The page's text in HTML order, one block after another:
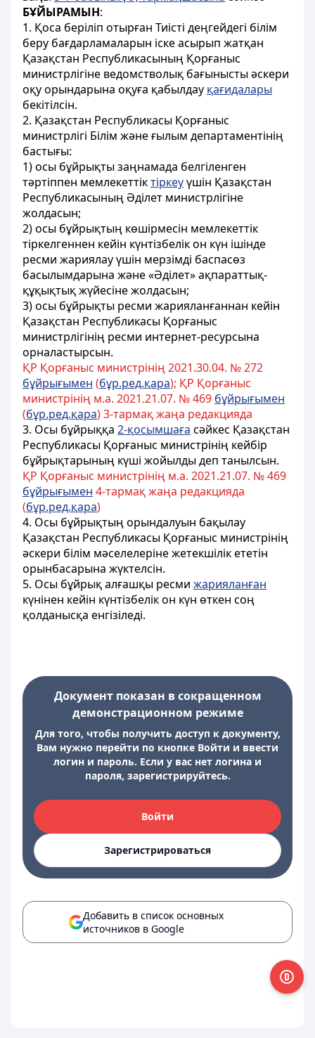
БҰЙЫРАМЫН:
1. Қоса беріліп отырған Тиісті деңгейдегі білім
беру бағдарламаларын іске асырып жатқан
Қазақстан Республикасының Қорғаныс
министрлігіне ведомстволық бағынысты әскери
оқу орындарына оқуға қабылдау қағидалары
бекітілсін.
2. Қазақстан Республикасы Қорғаныс
министрлігі Білім және ғылым департаментінің
бастығы:
1) осы бұйрықты заңнамада белгіленген
тәртіппен мемлекеттіктіркеуүшін Қазақстан
Республикасының Әділет министрлігіне
жолдасын;
2) осы бұйрықтың көшірмесін мемлекеттік
тіркелгеннен кейін күнтізбелік он күн ішінде
ресми жариялау үшін мерзімді баспасөз
басылымдарына және «Әділет» ақпараттық-
құқықтық жүйесіне жолдасын;
3) осы бұйрықты ресми жарияланғаннан кейін
Қазақстан Республикасы Қорғаныс
министрлігінің ресми интернет-ресурсына
орналастырсын.
ҚР Қорғаныс министрінің 2021.30.04. № 272
бұйрығымен (бұр.ред.қара); ҚР Қорғаныс
министрінің м.а. 2021.21.07. № 469 бұйрығымен
(бұр.ред.қара) 3-тармақ жаңа редакцияда
3. Осы бұйрыққа 2-қосымшаға сәйкес Қазақстан
Республикасы Қорғаныс министрінің кейбір
бұйрықтарының күші жойылды деп танылсын.
ҚР Қорғаныс министрінің м.а. 2021.21.07. № 469
бұйрығымен 4-тармақ жаңа редакцияда
(бұр.ред.қара)
4. Осы бұйрықтың орындалуын бақылау
Қазақстан Республикасы Қорғаныс министрінің
әскери білім мәселелеріне жетекшілік ететін
орынбасарына жүктелсін.
5. Осы бұйрық алғашқы ресми жарияланған
күнінен кейін күнтізбелік он күн өткен соң
қолданысқа енгізіледі.
Документ показан в сокращенном
демонстрационном режиме
Для того, чтобы получить доступ к документу,
Вам нужно перейти по кнопке Войти и ввести
логин и пароль. Если у вас нет логина и
пароля, зарегистрируйтесь.
Войти
Зарегистрироваться
Добавить в список основных
источников в Google